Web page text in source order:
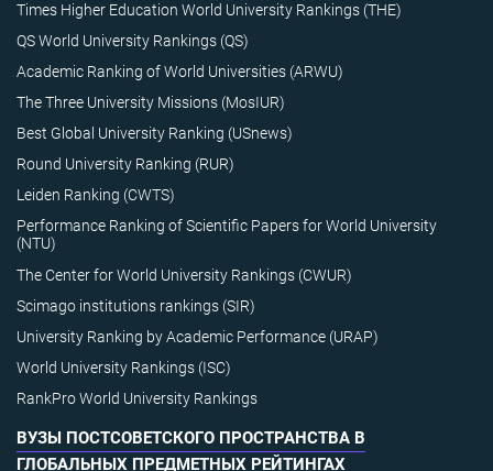
Times Higher Education World University Rankings (THE)
QS World University Rankings (QS)
Academic Ranking of World Universities (ARWU)
The Three University Missions (MosIUR)
Best Global University Ranking (USnews)
Round University Ranking (RUR)
Leiden Ranking (CWTS)
Performance Ranking of Scientific Papers for World University
(NTU)
The Center for World University Rankings (CWUR)
Scimago institutions rankings (SIR)
University Ranking by Academic Performance (URAP)
World University Rankings (ISC)
RankPro World University Rankings
ВУЗЫ ПОСТСОВЕТСКОГО ПРОСТРАНСТВА В
ГЛОБАЛЬНЫХ ПРЕДМЕТНЫХ РЕЙТИНГАХ